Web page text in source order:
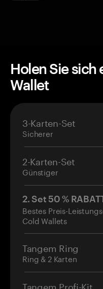
Holen Sie sich
Wallet
3-Karten-Set
Sicherer
2-Karten-Set
Günstiger
2. Set 50 %
Bestes Preis-
Cold Wallets
Tangem Ring
Ring & 2 Karten
Tangem Profi-Kit